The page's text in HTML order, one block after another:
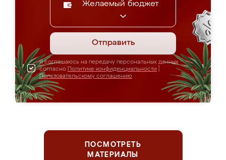
Желаемый бюджет
Отправить
Я соглашаюсь на передачу персональных данных
согласно Политике конфиденциальности
Пользовательскому соглашению
ПОСМОТРЕТЬ
МАТЕРИАЛЫ